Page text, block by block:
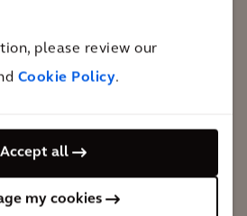
please review our
Cookie Policy.
Accept all
my cookies
et l'exploitation d'une tour
le respect de
Ingénieur concepteur senior,